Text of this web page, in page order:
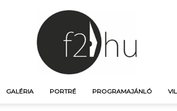
GALÉRIA PORTRÉ PROGRAMAJÁNLÓ